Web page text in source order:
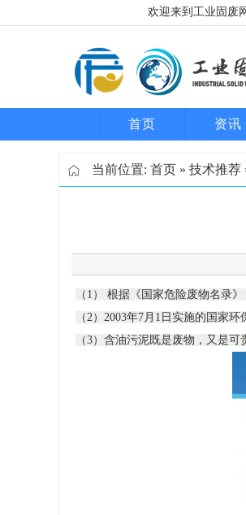
欢迎来到工业固废
首页 资讯
当前位置: 首页 » 技术推荐
（1） 根据《国家危险废物名录》
（2） 2003年7月 1 日实施的国家环
（3）含油污泥既是废物，又是